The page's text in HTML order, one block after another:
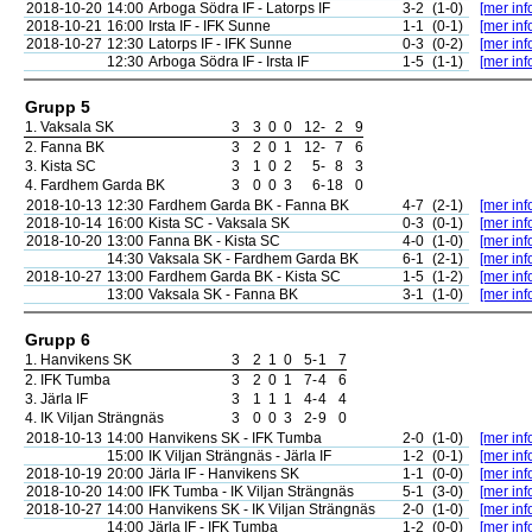
2018-10-20 14:00 Arboga Södra IF - Latorps IF 3-2 (1-0)
[mer
2018-10-21 16:00 Irsta IF - IFK Sunne 1-1 (0-1)
[mer
2018-10-27 12:30 Latorps IF - IFK Sunne 0-3 (0-2)
[mer
12:30 Arboga Södra IF - Irsta IF 1-5 (1-1) [mer
Grupp 5
1. Vaksala SK 3 3 0 0 12- 2
9
2. Fanna BK 3 2 0 1 12- 7
6
3. Kista SC 3 1 0 2 5- 8
3
4. Fardhem Garda BK 3 0 0 3 6-18
0
2018-10-13 12:30 Fardhem Garda BK - Fanna BK 4-7 (2-1)
[mer
2018-10-14 16:00 Kista SC - Vaksala SK 0-3 (0-1)
[mer
2018-10-20 13:00 Fanna BK - Kista SC 4-0 (1-0)
[mer
14:30 Vaksala SK - Fardhem Garda BK 6-1 (2-1)
[mer
2018-10-27 13:00 Fardhem Garda BK - Kista SC 1-5 (1-2)
[mer
13:00 Vaksala SK - Fanna BK 3-1 (1-0) [mer
Grupp 6
1. Hanvikens SK 3 2 1 0 5-1
7
2. IFK Tumba 3 2 0 1 7-4
6
3. Järla IF 3 1 1 1 4-4
4
4. IK Viljan Strängnäs 3 0 0 3 2-9
0
2018-10-13 14:00 Hanvikens SK - IFK Tumba 2-0 (1-0)
[mer
15:00
IK Viljan Strängnäs - Järla IF 1-2 (0-1)
[mer
2018-10-19 20:00 Järla IF - Hanvikens SK 1-1 (0-0)
[mer
2018-10-20 14:00 IFK Tumba - IK Viljan Strängnäs 5-1 (3-0)
[mer
2018-10-27 14:00 Hanvikens SK - IK Viljan Strängnäs 2-0 (1-0)
[mer
14:00 Järla IF - IFK Tumba 1-2 (0-0) [mer